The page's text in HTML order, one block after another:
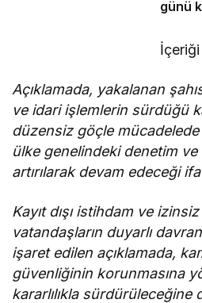
günü
Açıklamada, yakalanan
ve idari işlemlerin sürdüğü
düzensiz göçle
ülke genelindeki denetim
artırılarak devam edeceği
Kayıt dışı istihdam ve
vatandaşların duyarlı
işaret edilen açıklamada,
güvenliğinin korunmasına
kararlılıkla sürdürüleceğine